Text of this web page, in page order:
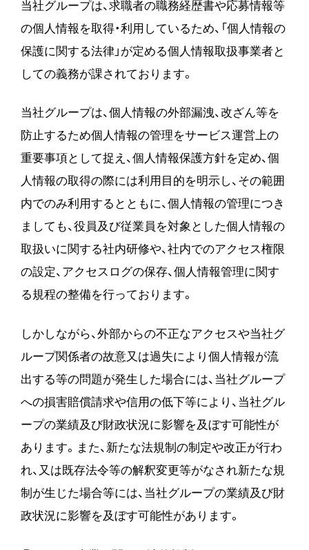
当社グループは、求職者の職務経歴書や応募情報等
の個人情報を取得・利用しているため、「個人情報の
保護に関する法律」が定める個人情報取扱事業者と
しての義務が課されております。
当社グループは、個人情報の外部漏洩、改ざん等を
防止するため個人情報の管理をサービス運営上の
重要事項として捉え、個人情報保護方針を定め、個
人情報の取得の際には利用目的を明示し、その範囲
内でのみ利用するとともに、個人情報の管理につき
ましても、役員及び従業員を対象とした個人情報の
取扱いに関する社内研修や、社内でのアクセス権限
の設定、アクセスログの保存、個人情報管理に関す
る規程の整備を行っております。
しかしながら、外部からの不正なアクセスや当社グ
ループ関係者の故意又は過失により個人情報が流
出する等の問題が発生した場合には、当社グループ
への損害賠償請求や信用の低下等により、当社グル
ープの業績及び財政状況に影響を及ぼす可能性が
あります。また、新たな法規制の制定や改正が行わ
れ、又は既存法令等の解釈変更等がなされ新たな規
制が生じた場合等には、当社グループの業績及び財
政状況に影響を及ぼす可能性があります。